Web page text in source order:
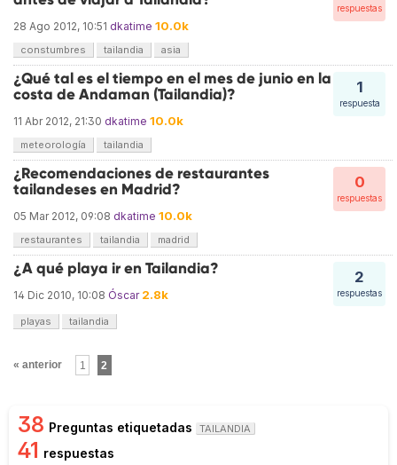
respuestas
28 Ago 2012, 10:51 dkatime 10.0k
constumbres tailandia asia
1
respuesta
¿Qué tal es el tiempo en el mes de junio en la
costa de Andaman (Tailandia)?
11 Abr 2012, 21:30 dkatime 10.0k
meteorología tailandia
0
respuestas
¿Recomendaciones de restaurantes
tailandeses en Madrid?
05 Mar 2012, 09:08 dkatime 10.0k
restaurantes tailandia madrid
2
respuestas
¿A qué playa ir en Tailandia?
14 Dic 2010, 10:08 Óscar 2.8k
playas tailandia
« anterior 1 2
38 Preguntas etiquetadas TAILANDIA
41 respuestas